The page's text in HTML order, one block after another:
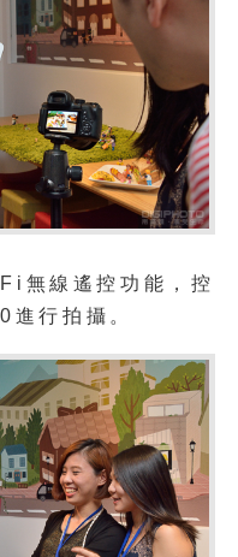
無線遙控功能，控
行拍攝 。